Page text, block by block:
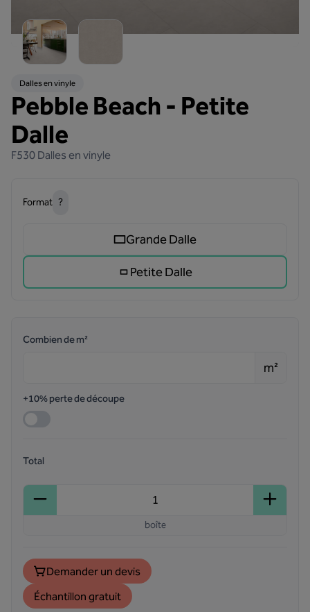
Dalles en vinyle
Pebble Beach - Petite
Dalle
F530 Dalles en vinyle
Format ?
Grande Dalle
Petite Dalle
Combien de m²
m²
+10% perte de découpe
Total
boîte
Demander un devis
Échantillon gratuit